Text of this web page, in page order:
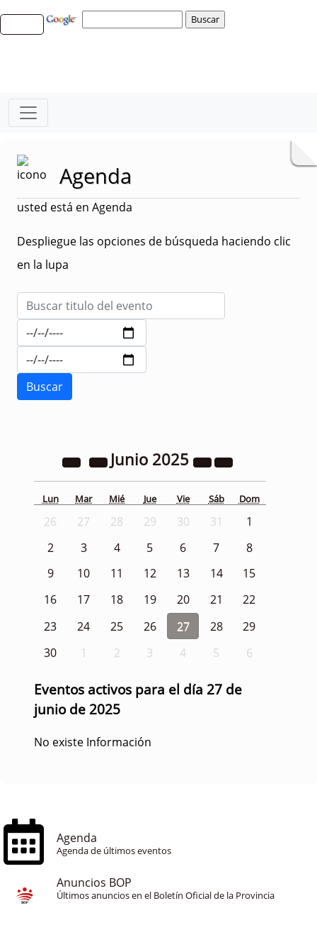
Agenda
usted está en Agenda
Despliegue las opciones de búsqueda haciendo clic
en la lupa
Junio 2025
Lun Mar Mié Jue Vie Sáb Dom
26 27 28 29 30 31
1
2
3 4 5 6 7
8
9
10 11 12 13 14
15
16
17 18 19 20 21
22
23
24 25 26 27 28
29
30
1 2 3 4 5 6
Eventos activos para el día 27 de
junio de 2025
No existe Información
Agenda
Agenda de últimos eventos
Anuncios BOP
Últimos anuncios en el Boletín Oficial de la Provincia